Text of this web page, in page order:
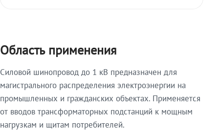
Область применения
Силовой шинопровод до 1 кВ предназначен для
магистрального распределения электроэнергии на
промышленных и гражданских объектах. Применяется
от вводов трансформаторных подстанций к мощным
нагрузкам и щитам потребителей.